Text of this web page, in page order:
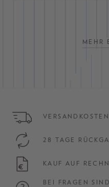
MEHR
28 TAGE
KAUF AUF
BEI FRAGEN